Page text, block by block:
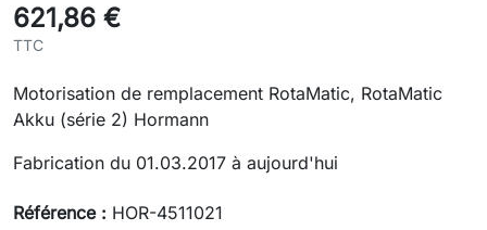
621,86 €
TTC
Motorisation de remplacement RotaMatic, RotaMatic
Akku (série 2) Hormann
Fabrication du 01.03.2017 à aujourd'hui
Référence : HOR-4511021